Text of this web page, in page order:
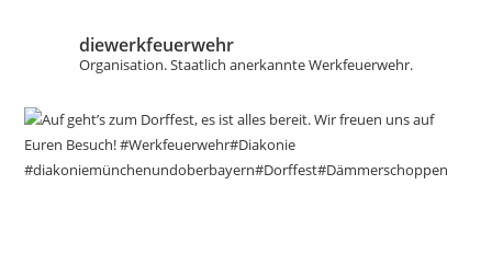
diewerkfeuerwehr
Organisation.Staatlich anerkannte Werkfeuerwehr.